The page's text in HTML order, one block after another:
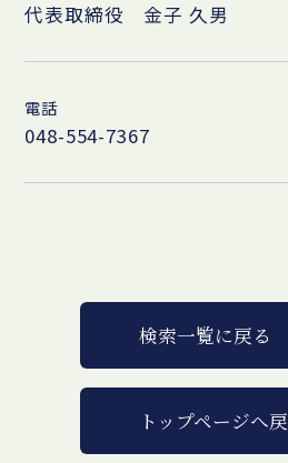
代表取締役 金子 久男
電話
048-554-7367
検索一覧に戻る
トップページへ